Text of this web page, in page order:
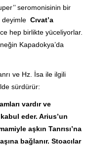
seromonisinin bir
deyimle Cıvat’a
hep birlikte yüceliyorlar.
Kapadokya’da
ve Hz. İsa ile ilgili
sürdürür:
vardır ve
eder. Arius’un
aşkın Tanrısı’na
bağlanır. Stoacılar